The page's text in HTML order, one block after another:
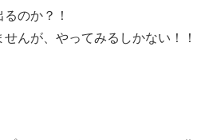
のか？！
んが、やってみるしかない！！